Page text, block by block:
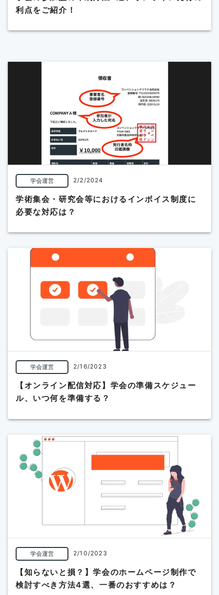
利点をご紹介！
学会運営 2/2/2024
学術集会・研究会等におけるインボイス制度に
必要な対応は？
学会運営 2/16/2023
【オンライン配信対応】学会の準備スケジュー
ル、いつ何を準備する？
学会運営 2/10/2023
【知らないと損？】学会のホームページ制作で
検討すべき方法4選、一番のおすすめは？